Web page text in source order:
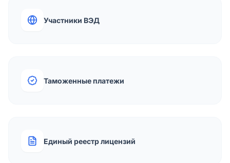
Участники ВЭД
Таможенные платежи
Единый реестр лицензий